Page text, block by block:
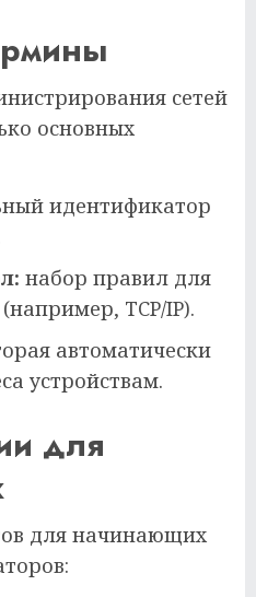
сетей
основных
идентификатор
набор правил для
TCP/IP).
автоматически
устройствам.
для
для начинающих